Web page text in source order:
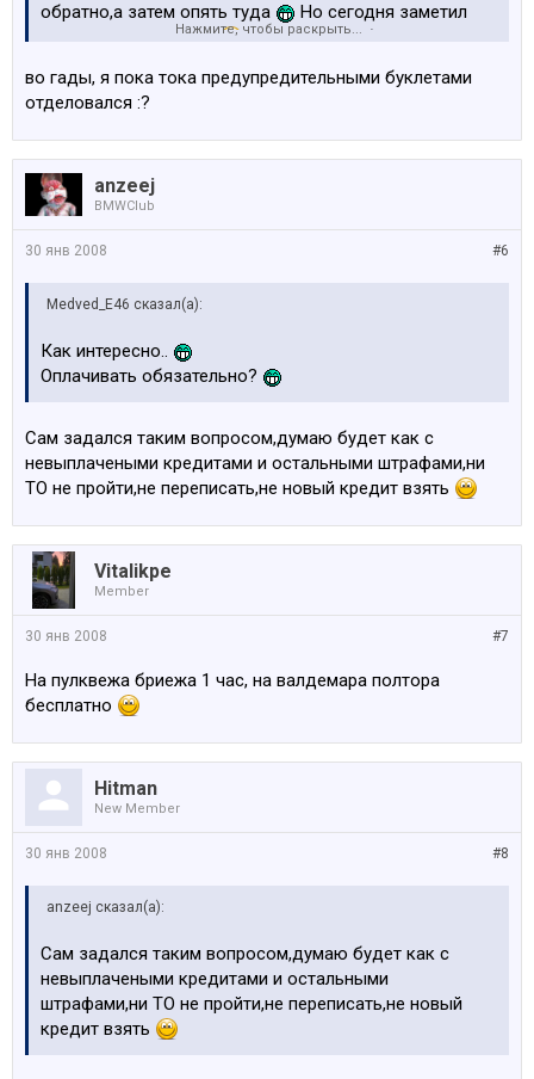
обратно,а затем опять туда
Но сегодня заметил
интересную картинку
Стоянки эти обслуживает
машина,дальний план) и реально штрафует. Девушка
подходит к авто,фотографирует и выписывает штраф.
В целофанчике,все чин чинарем,только форма чуть
другая нежели у муников.
Так,что сам теперь буду талончик брать и вам
советую 8)
Нажмите, чтобы раскрыть...
во гады, я пока тока предупредительными буклетами
отделовался :?
anzeej
BMWClub
#6
30 янв 2008
Medved_E46 сказал(а):
Как интересно..
Оплачивать обязательно?
Сам задался таким вопросом,думаю будет как с
невыплачеными кредитами и остальными штрафами,ни
ТО не пройти,не переписать,не новый кредит взять
Vitalikpe
Member
#7
30 янв 2008
На пулквежа бриежа 1 час, на валдемара полтора
бесплатно
Hitman
New Member
#8
30 янв 2008
anzeej сказал(а):
Сам задался таким вопросом,думаю будет как с
невыплачеными кредитами и остальными
штрафами,ни ТО не пройти,не переписать,не новый
кредит взять